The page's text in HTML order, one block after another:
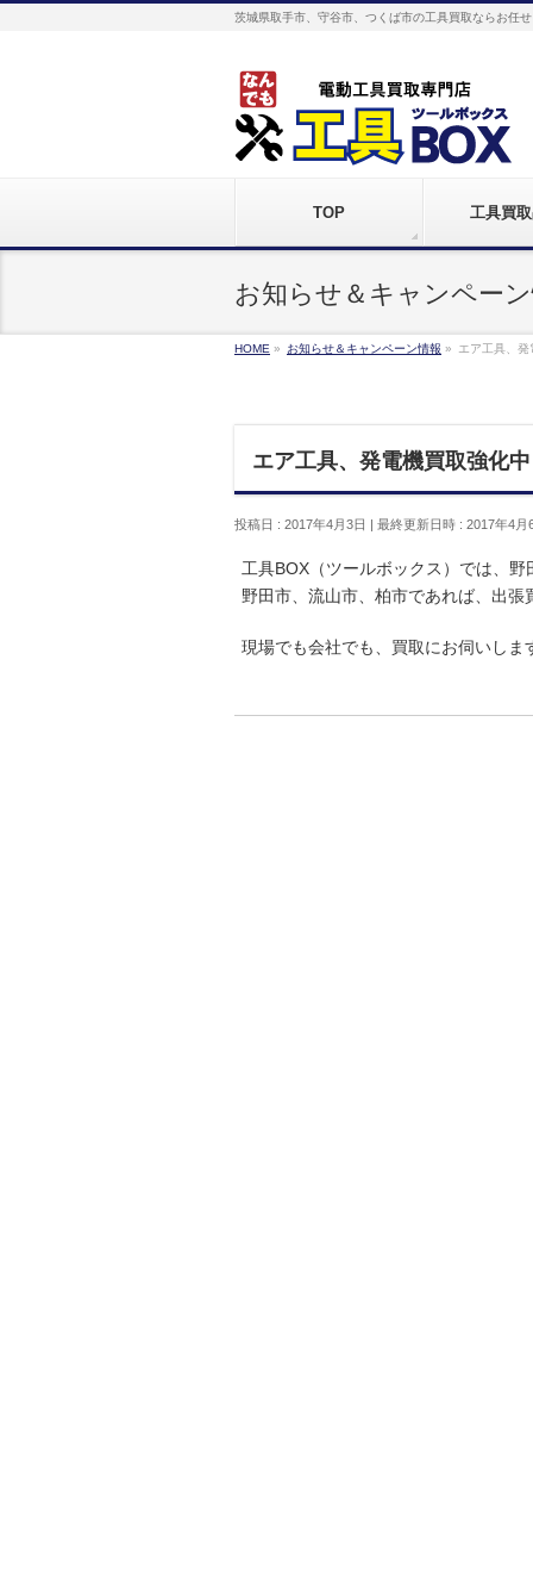
茨城県取手市、守谷市、つくば市の工具買取ならお任
TOP 工具買
お知らせ＆キャンペー
HOME » お知らせ＆キャンペーン情報 » エア工具、
エア工具、発電機買取強化
投稿日 : 2017年4月3日 最終更新日時 : 2017年4月
工具BOX（ツールボックス）では、
野田市、流山市、柏市であれば、出
現場でも会社でも、買取にお伺いし